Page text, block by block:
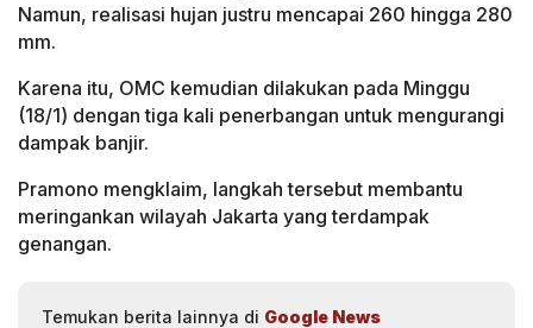
Namun, realisasi hujan justru mencapai 260 hingga 280
mm.
Karena itu, OMC kemudian dilakukan pada Minggu
(18/1) dengan tiga kali penerbangan untuk mengurangi
dampak banjir.
Pramono mengklaim, langkah tersebut membantu
meringankan wilayah Jakarta yang terdampak
genangan.
Temukan berita lainnya di Google News